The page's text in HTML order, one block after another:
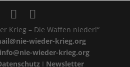
Krieg – Die Waffen nieder!“
wieder-krieg.org
info@nie-wieder-krieg.org
I Newsletter